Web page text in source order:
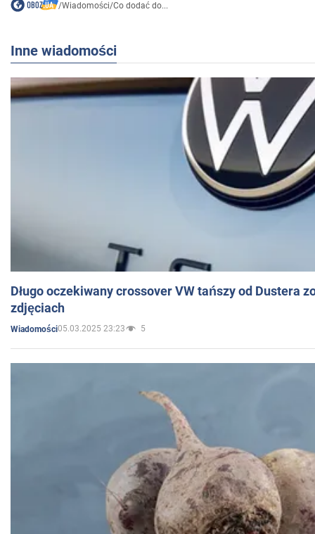
/Wiadomości/Co dodać do...
Inne wiadomości
Długo oczekiwany crossover VW tańszy od Dustera
zdjęciach
Wiadomości05.03.2025 23:23 5